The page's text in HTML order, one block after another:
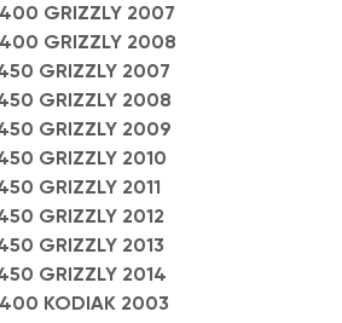
GRIZZLY 2007
GRIZZLY 2008
GRIZZLY 2007
GRIZZLY 2008
GRIZZLY 2009
GRIZZLY 2010
GRIZZLY 2011
GRIZZLY 2012
GRIZZLY 2013
GRIZZLY 2014
KODIAK 2003